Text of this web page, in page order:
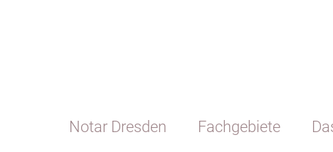
Notar Dresden Fachgebiete